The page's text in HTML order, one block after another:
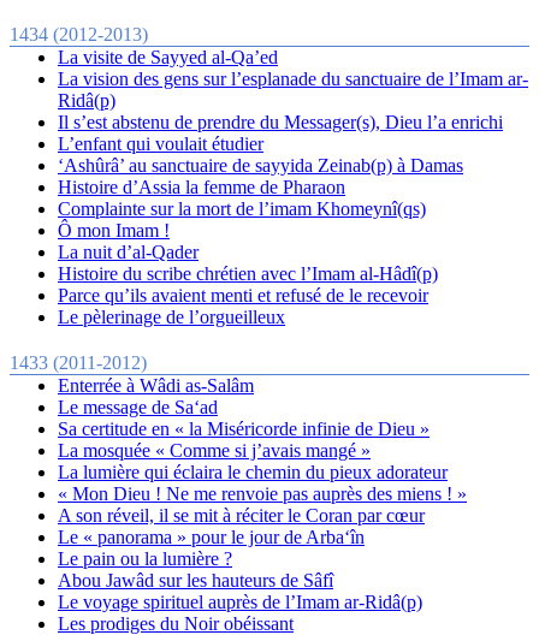
1434 (2012-2013)
La visite de Sayyed al-Qa’ed
La vision des gens sur l’esplanade du sanctuaire de l’Imam ar-
Ridâ(p)
Il s’est abstenu de prendre du Messager(s), Dieu l’a enrichi
L’enfant qui voulait étudier
‘Ashûrâ’ au sanctuaire de sayyida Zeinab(p) à Damas
Histoire d’Assia la femme de Pharaon
Complainte sur la mort de l’imam Khomeynî(qs)
Ô mon Imam !
La nuit d’al-Qader
Histoire du scribe chrétien avec l’Imam al-Hâdî(p)
Parce qu’ils avaient menti et refusé de le recevoir
Le pèlerinage de l’orgueilleux
1433 (2011-2012)
Enterrée à Wâdi as-Salâm
Le message de Sa‘ad
Sa certitude en « la Miséricorde infinie de Dieu »
La mosquée « Comme si j’avais mangé »
La lumière qui éclaira le chemin du pieux adorateur
« Mon Dieu ! Ne me renvoie pas auprès des miens ! »
A son réveil, il se mit à réciter le Coran par cœur
Le « panorama » pour le jour de Arba‘în
Le pain ou la lumière ?
Abou Jawâd sur les hauteurs de Sâfî
Le voyage spirituel auprès de l’Imam ar-Ridâ(p)
Les prodiges du Noir obéissant